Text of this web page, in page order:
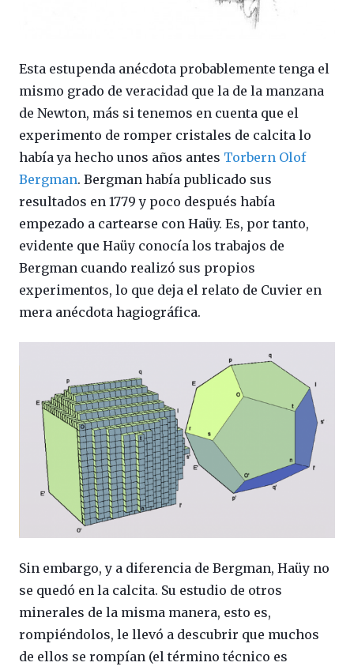
Esta estupenda anécdota probablemente tenga el
mismo grado de veracidad que la de la manzana
de Newton, más si tenemos en cuenta que el
experimento de romper cristales de calcita lo
había ya hecho unos años antes Torbern Olof
Bergman. Bergman había publicado sus
resultados en 1779 y poco después había
empezado a cartearse con Haüy. Es, por tanto,
evidente que Haüy conocía los trabajos de
Bergman cuando realizó sus propios
experimentos, lo que deja el relato de Cuvier en
mera anécdota hagiográfica.
Sin embargo, y a diferencia de Bergman, Haüy no
se quedó en la calcita. Su estudio de otros
minerales de la misma manera, esto es,
rompiéndolos, le llevó a descubrir que muchos
de ellos se rompían (el término técnico es